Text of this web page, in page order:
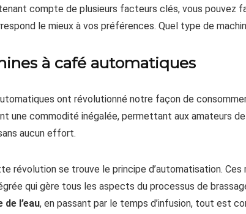
compte de plusieurs facteurs clés, vous pouvez
le mieux à vos préférences. Quel type de
à café automatiques
ont révolutionné notre façon de
une commodité inégalée, permettant aux amateurs
aucun effort.
révolution se trouve le principe d’automatisation. Ces
qui gère tous les aspects du processus de
l’eau, en passant par le temps d’infusion, tout est